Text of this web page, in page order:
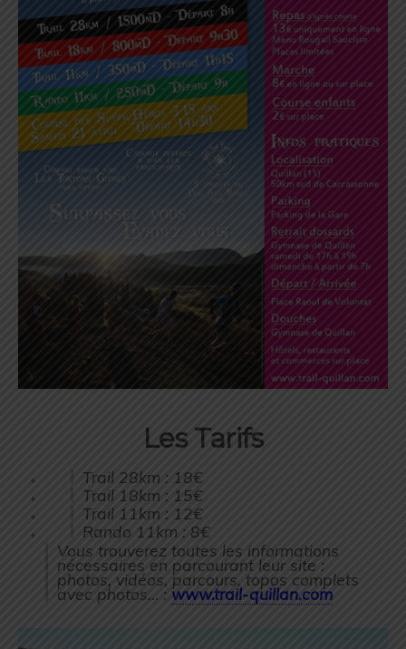
Les Tarifs
Trail 28km : 18€
Trail 18km : 15€
Trail 11km : 12€
Rando 11km : 8€
Vous trouverez toutes les informations
nécessaires en parcourant leur site :
photos, vidéos, parcours, topos complets
avec photos… : www.trail-quillan.com